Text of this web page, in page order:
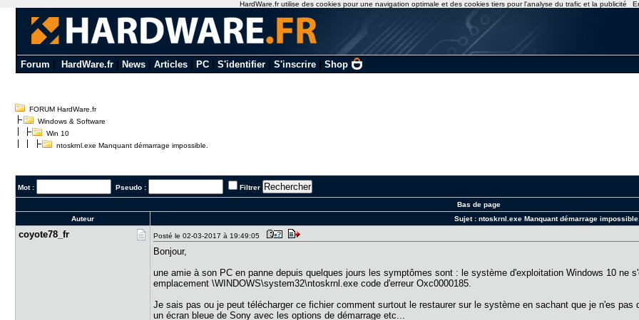
Forum HardWare.fr| News| Articles| PC| S'identifier| S'inscrire| Shop
FORUM HardWare.fr
Windows & Software
Win 10
ntoskrnl.exe Manquant démarrage impossible.
Mot : Pseudo : Filtrer
Bas de page
Auteur
Sujet :ntoskrnl.exe Manquant démarrage impossible.
coyote78_f​r Posté le 02-03-2017 à 19:49:05
Bonjour,
une amie à son PC en panne depuis quelques jours les symptômes sont : le système d'exploitation Windows 10 ne
emplacement \WINDOWS\system32\ntoskrnl.exe code d'erreur Oxc0000185.
Je sais pas ou je peut télécharger ce fichier comment surtout le restaurer sur le système en sachant que je n'es
un écran bleue de Sony avec les options de démarrage etc...
HardWare.fr utilise des cookies pour une navigation optimale et des cookies tiers pour l'analyse du trafic et la publicité